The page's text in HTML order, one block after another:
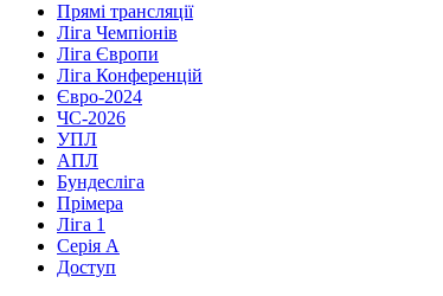
Прямі трансляції
Ліга Чемпіонів
Ліга Європи
Ліга Конференцій
Євро-2024
ЧС-2026
УПЛ
АПЛ
Бундесліга
Прімера
Ліга 1
Серія А
Доступ